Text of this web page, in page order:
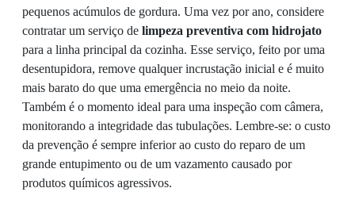
pequenos acúmulos de gordura. Uma vez por ano, considere
contratar um serviço de limpeza preventiva com hidrojato
para a linha principal da cozinha. Esse serviço, feito por uma
desentupidora, remove qualquer incrustação inicial e é muito
mais barato do que uma emergência no meio da noite.
Também é o momento ideal para uma inspeção com câmera,
monitorando a integridade das tubulações. Lembre-se: o custo
da prevenção é sempre inferior ao custo do reparo de um
grande entupimento ou de um vazamento causado por
produtos químicos agressivos.